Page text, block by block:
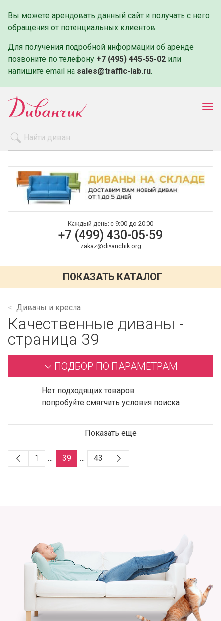
Вы можете арендовать данный сайт и получать с него
обращения от потенциальных клиентов.
Для получения подробной информации об аренде
позвоните по телефону +7 (495) 445-55-02 или
напишите email на sales@traffic-lab.ru.
Оплата и доставка
Контакты
Каждый день: с 9:00 до 20:00
+7 (499) 430-05-59
zakaz@divanchik.org
ПОКАЗАТЬ КАТАЛОГ
Диваны и кресла
Качественные диваны -
страница 39
ПОДБОР ПО ПАРАМЕТРАМ
Нет подходящих товаров
попробуйте смягчить условия поиска
Показать еще
1 … 39 … 43